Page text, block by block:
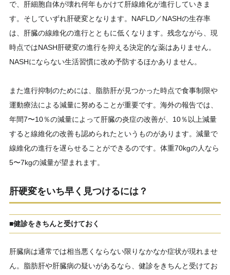
で、肝細胞自体が壊れ何年もかけて肝線維化が進行していきま
す。そしていずれ肝硬変となります。NAFLD／NASHの生存率
は、肝臓の線維化の進行とともに低くなります。残念ながら、現
時点ではNASH肝硬変の進行を抑える決定的な薬はありません。
NASHにならない生活習慣に改め予防するほかありません。
また進行抑制のためには、脂肪肝が見つかった時点で食事制限や
運動療法による減量に努めることが重要です。海外の報告では、
年間7〜10％の減量によって肝臓の炎症の改善が、10％以上減量
すると線維化の改善も認められたというものがあります。減量で
線維化の進行を遅らせることができるのです。体重70kgの人なら
5〜7kgの減量が望まれます。
肝硬変をいち早く見つけるには？
■健診をきちんと受けておく
肝臓病は通常では相当悪くならない限りなかなか症状が現れませ
ん。脂肪肝や肝臓病の疑いがあるなら、健診をきちんと受けてお